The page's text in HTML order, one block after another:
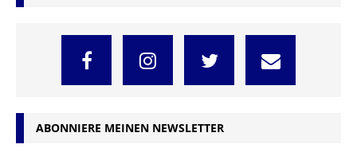
ABONNIERE MEINEN NEWSLETTER